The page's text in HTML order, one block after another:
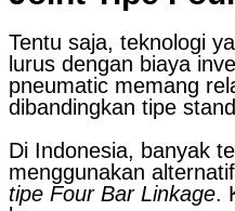
Tentu saja, teknologi
lurus dengan biaya
pneumatic memang
dibandingkan tipe
Di Indonesia, banyak
menggunakan
tipe Four Bar Linkage.